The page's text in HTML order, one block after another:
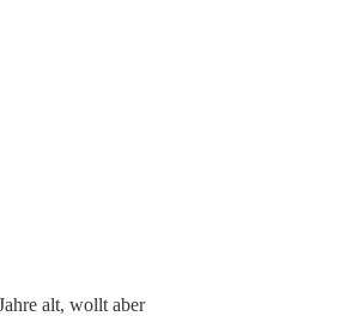
alt, wollt aber